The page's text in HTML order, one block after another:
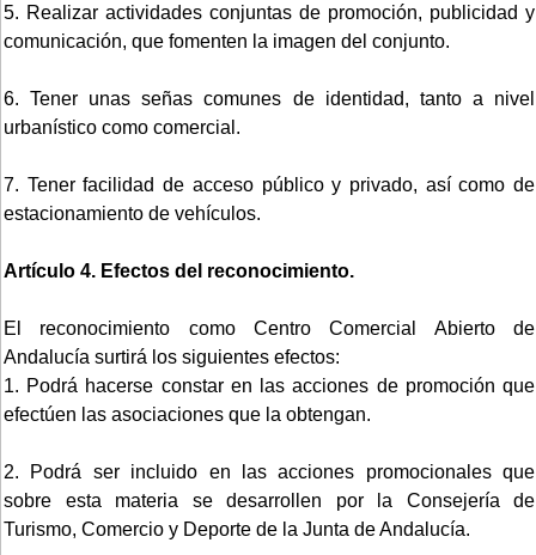
5. Realizar actividades conjuntas de promoción, publicidad y
comunicación, que fomenten la imagen del conjunto.
6. Tener unas señas comunes de identidad, tanto a nivel
urbanístico como comercial.
7. Tener facilidad de acceso público y privado, así como de
estacionamiento de vehículos.
Artículo 4. Efectos del reconocimiento.
El reconocimiento como Centro Comercial Abierto de
Andalucía surtirá los siguientes efectos:
1. Podrá hacerse constar en las acciones de promoción que
efectúen las asociaciones que la obtengan.
2. Podrá ser incluido en las acciones promocionales que
sobre esta materia se desarrollen por la Consejería de
Turismo, Comercio y Deporte de la Junta de Andalucía.